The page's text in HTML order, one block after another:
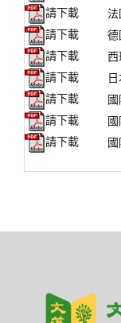
請下載
請下載
德
請下載
西
請下載
請下載
請下載
請下載